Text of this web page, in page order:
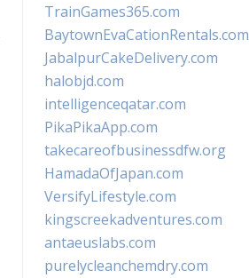
TrainGames365.com
BaytownEvaCationRentals.com
JabalpurCakeDelivery.com
halobjd.com
intelligenceqatar.com
PikaPikaApp.com
takecareofbusinessdfw.org
HamadaOfJapan.com
VersifyLifestyle.com
kingscreekadventures.com
antaeuslabs.com
purelycleanchemdry.com